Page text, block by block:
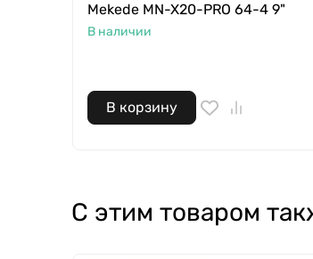
Mekede MN-X20-PRO 64-4 9"
В наличии
В корзину
С этим товаром